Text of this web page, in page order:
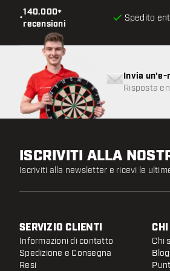
•
140.000+
recensioni
Spedito
Invia un'e-
Risposta
ISCRIVITI ALLA
Iscriviti alla newsletter e ricevi le
SERVIZIO CLIENTI
Informazioni di contatto
Spedizione e Consegna
Resi
Chi